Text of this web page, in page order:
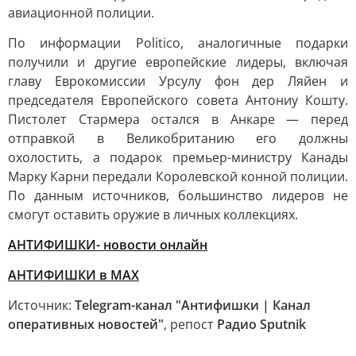
авиационной полиции.
По информации Politico, аналогичные подарки
получили и другие европейские лидеры, включая
главу Еврокомиссии Урсулу фон дер Ляйен и
председателя Европейского совета Антониу Кошту.
Пистолет Стармера остался в Анкаре — перед
отправкой в Великобританию его должны
охолостить, а подарок премьер-министру Канады
Марку Карни передали Королевской конной полиции.
По данным источников, большинство лидеров не
смогут оставить оружие в личных коллекциях.
АНТИФИШКИ- новости онлайн
АНТИФИШКИ в МАХ
Источник: Telegram-канал "Антифишки | Канал
оперативных новостей", репост Радио Sputnik